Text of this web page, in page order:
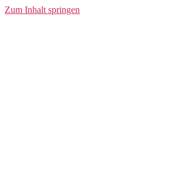
Zum Inhalt springenFZ Hood